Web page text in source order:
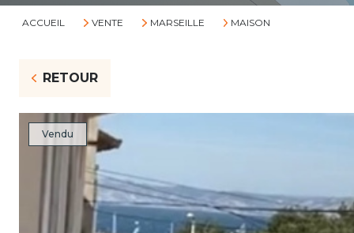
ACCUEIL VENTE MARSEILLE MAISON
RETOUR
Vendu